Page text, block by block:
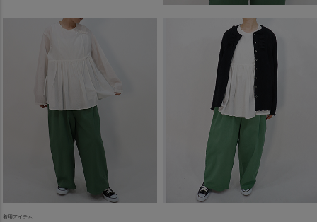
着用アイテム